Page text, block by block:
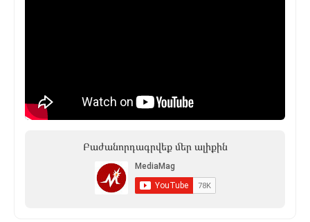
Բաժանորդագրվեք մեր ալիքին